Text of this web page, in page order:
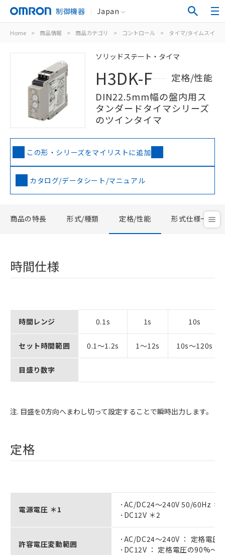
制御機器 Japan
Home > 商品情報 > 商品カテゴリ > コントロール > タイマ/タイムスイッ
ソリッドステート・タイマ
H3DK-F
定格/性能
DIN22.5mm幅の盤内用ス
タンダードタイマシリーズ
のツインタイマ
この形・シリーズをマイリストに追加
カタログ/データシート/マニュアル
商品の特長 形式/種類 定格/性能 形式仕様一覧
時間仕様
時間レンジ 0.1s 1s 10s
セット時間範囲 0.1～1.2s 1～12s 10s～120s
目盛り数字
注. 目盛を0方向へまわし切って設定することで瞬時出力します。
定格
電源電圧 ＊1
･AC/DC24～240V 50/60Hz ＊2
･DC12V ＊2
許容電圧変動範囲
･AC/DC24～240V ： 定格電
･DC12V ： 定格電圧の90%～